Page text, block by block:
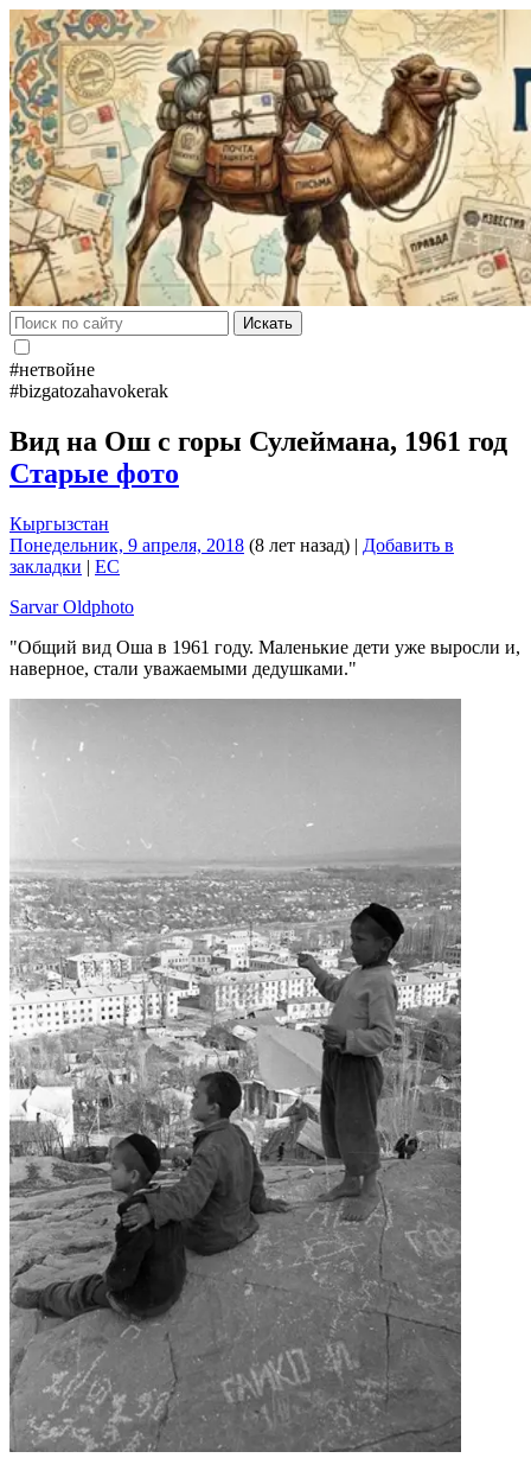
Искать
#нетвойне
#bizgatozahavokerak
Вид на Ош с горы Сулеймана, 1961 год
Старые фото
Кыргызстан
Понедельник, 9 апреля, 2018 (8 лет назад) | Добавить в
закладки | EC
Sarvar Oldphoto
Общий вид Оша в 1961 году. Маленькие дети уже выросли и,
наверное, стали уважаемыми дедушками.